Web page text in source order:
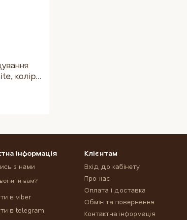
колір
інформація
з нами
вам?
в viber
в telegram
Клієнтам
Вхід до кабінету
Про нас
Оплата і доставка
Обмін та повернення
Контактна інформація